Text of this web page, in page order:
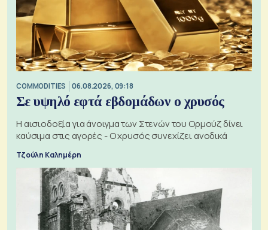
COMMODITIES 06.08.2026, 09:18
Σε υψηλό εφτά εβδομάδων ο χρυσός
Η αισιοδοξία για άνοιγμα των Στενών του Ορμούζ δίνει
καύσιμα στις αγορές - Ο χρυσός συνεχίζει ανοδικά
Τζούλη Καλημέρη